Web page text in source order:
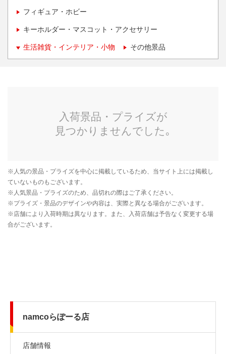
フィギュア・ホビー
キーホルダー・マスコット・アクセサリー
生活雑貨・インテリア・小物 その他景品
namcoらぽーる店
店舗情報